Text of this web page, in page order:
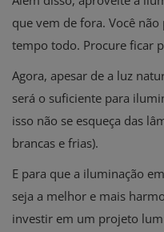
que vem de fora. Você não
tempo todo. Procure ficar
Agora, apesar de a luz
será o suficiente para
isso não se esqueça das
brancas e frias).
E para que a iluminação
seja a melhor e mais
investir em um projeto